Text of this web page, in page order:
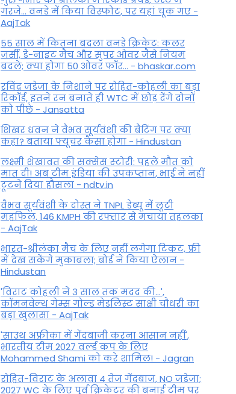
गरजे... वनडे में किया व‍िस्फोट, पर यहां चूक गए -
AajTak
55 साल में कितना बदला वनडे क्रिकेट: कलर
जर्सी, डे-नाइट मैच और सुपर ओवर जैसे नियम
बदले; क्या होगा 50 ओवर फॉर... - bhaskar.com
रविंद्र जडेजा के निशाने पर रोहित-कोहली का बड़ा
रिकॉर्ड, इतने रन बनाते ही WTC में छोड़ देंगे दोनों
को पीछे - Jansatta
शिखर धवन ने वैभव सूर्यवंशी की बैटिंग पर क्या
कहा? बताया फ्यूचर कैसा होगा - Hindustan
लक्ष्मी शेखावत की सक्‍सेस स्‍टोरी: पहले मौत को
मात दी! अब टीम इंडिया की उपकप्तान, भाई ने नहीं
टूटने दिया हौसला - ndtv.in
वैभव सूर्यवंशी के दोस्त ने TNPL डेब्यू में लूटी
महफिल, 146 KMPH की रफ्तार से मचाया तहलका
- AajTak
भारत-श्रीलंका मैच के लिए नहीं लगेगा टिकट, फ्री
में देख सकेंगे मुकाबला; बोर्ड ने किया ऐलान -
Hindustan
'विराट कोहली ने 3 साल तक मदद की...',
कॉमनवेल्थ गेम्स गोल्ड मेडलिस्ट साक्षी चौधरी का
बड़ा खुलासा - AajTak
'साउथ अफ्रीका में गेंदबाजी करना आसान नहीं',
भारतीय टीम 2027 वर्ल्‍ड कप के लिए
Mohammed Shami को करे शामिल! - Jagran
रोहित-विराट के अलावा 4 तेज गेंदबाज, NO जडेजा;
2027 WC के लिए पूर्व क्रिकेटर की बनाई टीम पर